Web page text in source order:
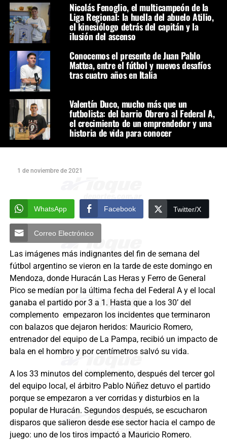
Nicolás Fenoglio, el multicampeón de la
Liga Regional: la huella del abuelo Atilio,
el kinesiólogo detrás del capitán y la
ilusión del ascenso
Conocemos el presente de Juan Pablo
Mattea, entre el fútbol y nuevos desafíos
tras cuatro años en Italia
Valentín Duco, mucho más que un
futbolista: del barrio Obrero al Federal A,
el crecimiento de un emprendedor y una
historia de vida para conocer
1 de noviembre de 2021
WhatsApp Facebook Twitter/X
Correo Electrónico
Las imágenes más indignantes del fin de semana del
fútbol argentino se vieron en la tarde de este domingo en
Mendoza, donde Huracán Las Heras y Ferro de General
Pico se medían por la última fecha del Federal A y el local
ganaba el partido por 3 a 1. Hasta que a los 30’ del
complemento empezaron los incidentes que terminaron
con balazos que dejaron heridos: Mauricio Romero,
entrenador del equipo de La Pampa, recibió un impacto de
bala en el hombro y por centímetros salvó su vida.
A los 33 minutos del complemento, después del tercer gol
del equipo local, el árbitro Pablo Núñez detuvo el partido
porque se empezaron a ver corridas y disturbios en la
popular de Huracán. Segundos después, se escucharon
disparos que salieron desde ese sector hacia el campo de
juego: uno de los tiros impactó a Mauricio Romero.